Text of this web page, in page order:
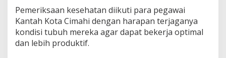
a
n
Pemeriksaan kesehatan diikuti para pegawai
Kantah Kota Cimahi dengan harapan terjaganya
kondisi tubuh mereka agar dapat bekerja optimal
dan lebih produktif.